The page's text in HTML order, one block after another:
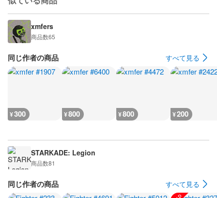
xmfers
商品数65
同じ作者の商品 すべて見る
¥300 ¥800 ¥800 ¥200
STARKADE: Legion
商品数81
同じ作者の商品 すべて見る